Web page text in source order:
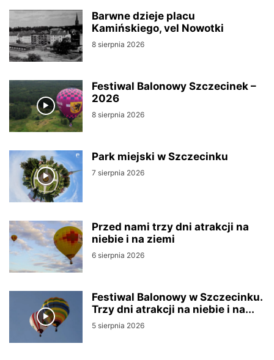
Barwne dzieje placu
Kamińskiego, vel Nowotki
8 sierpnia 2026
Festiwal Balonowy Szczecinek –
2026
8 sierpnia 2026
Park miejski w Szczecinku
7 sierpnia 2026
Przed nami trzy dni atrakcji na
niebie i na ziemi
6 sierpnia 2026
Festiwal Balonowy w Szczecinku.
Trzy dni atrakcji na niebie i na...
5 sierpnia 2026